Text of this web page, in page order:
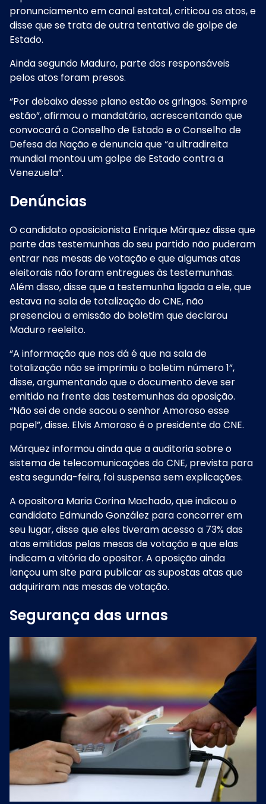
pronunciamento em canal estatal, criticou os atos, e
disse que se trata de outra tentativa de golpe de
Estado.
Ainda segundo Maduro, parte dos responsáveis
pelos atos foram presos.
“Por debaixo desse plano estão os gringos. Sempre
estão”, afirmou o mandatário, acrescentando que
convocará o Conselho de Estado e o Conselho de
Defesa da Nação e denuncia que “a ultradireita
mundial montou um golpe de Estado contra a
Venezuela”.
Denúncias
O candidato oposicionista Enrique Márquez disse que
parte das testemunhas do seu partido não puderam
entrar nas mesas de votação e que algumas atas
eleitorais não foram entregues às testemunhas.
Além disso, disse que a testemunha ligada a ele, que
estava na sala de totalização do CNE, não
presenciou a emissão do boletim que declarou
Maduro reeleito.
“A informação que nos dá é que na sala de
totalização não se imprimiu o boletim número 1”,
disse, argumentando que o documento deve ser
emitido na frente das testemunhas da oposição.
“Não sei de onde sacou o senhor Amoroso esse
papel”, disse. Elvis Amoroso é o presidente do CNE.
Márquez informou ainda que a auditoria sobre o
sistema de telecomunicações do CNE, prevista para
esta segunda-feira, foi suspensa sem explicações.
A opositora Maria Corina Machado, que indicou o
candidato Edmundo González para concorrer em
seu lugar, disse que eles tiveram acesso a 73% das
atas emitidas pelas mesas de votação e que elas
indicam a vitória do opositor. A oposição ainda
lançou um site para publicar as supostas atas que
adquiriram nas mesas de votação.
Segurança das urnas